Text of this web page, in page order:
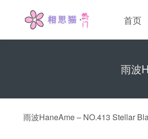
首页
雨波
雨波HaneAme – NO.413 Stellar